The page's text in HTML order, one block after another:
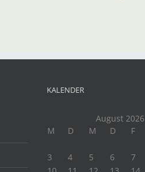
KALENDER
August 2026
M
D M D F
3
4 5 6 7